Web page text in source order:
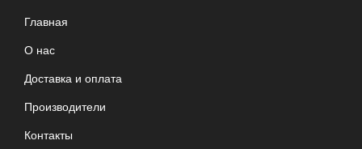
Главная
О нас
Доставка и оплата
Производители
Контакты